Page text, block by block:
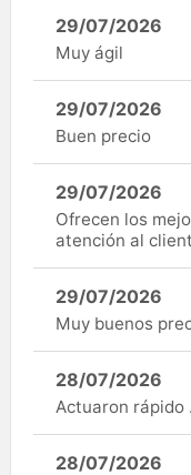
29/07/2026
Muy ágil
29/07/2026
Buen precio
29/07/2026
Ofrecen los
atención al
29/07/2026
Muy buenos
28/07/2026
Actuaron rápido .
28/07/2026